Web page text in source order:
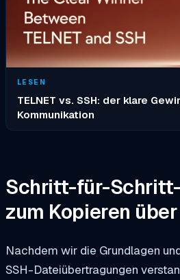
LESEN
TELNET vs. SSH: der klare
Kommunikation
Schritt-für-
zum Kopieren über
Nachdem wir die Grundlagen
SSH-Dateiübertragungen